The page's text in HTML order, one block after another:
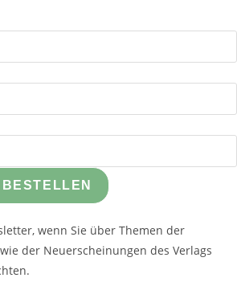
wenn Sie über Themen der
der Neuerscheinungen des Verlags